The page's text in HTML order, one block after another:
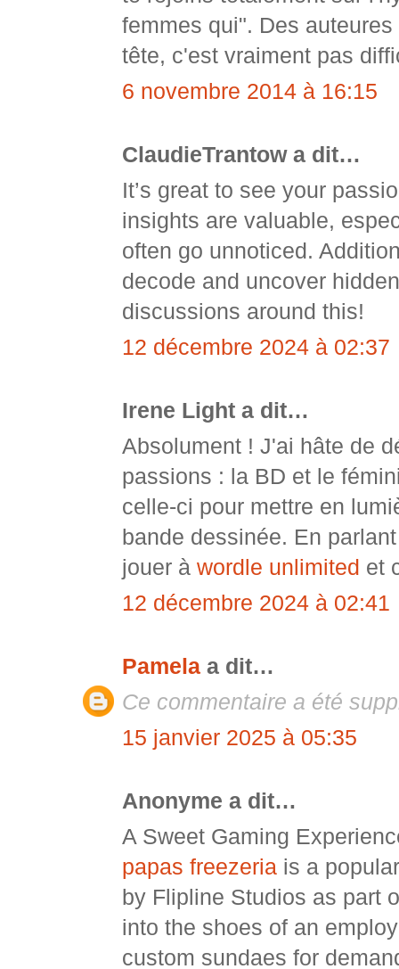
femmes qui". Des
tête, c'est vraiment pas
6 novembre 2014 à 16:15
ClaudieTrantow a dit…
It’s great to see your
insights are valuable,
often go unnoticed.
decode and uncover
discussions around this!
12 décembre 2024 à 02:37
Irene Light a dit…
Absolument ! J'ai hâte de
passions : la BD et le
celle-ci pour mettre en
bande dessinée. En
jouer à wordle unlimited et
12 décembre 2024 à 02:41
Pamela a dit…
Ce commentaire a été
15 janvier 2025 à 05:35
Anonyme a dit…
A Sweet Gaming
papas freezeria is a
by Flipline Studios as part
into the shoes of an
custom sundaes for